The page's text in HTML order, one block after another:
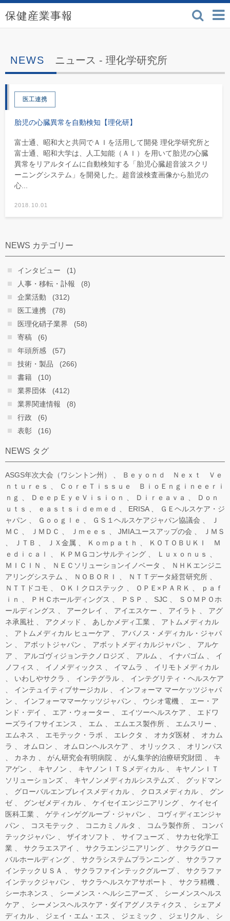
保健産業事報 - 医療機
検索
ニュース - 理化学研究所
医工連携
胎児の心臓異常を自動検知【理化研】
富士通、昭和大と共同でＡＩを活用して開発 理化学研究所と
富士通、昭和大学は、人工知能（ＡＩ）を用いて胎児の心臓
異常をリアルタイムに自動検知する「胎児心臓超音波スクリ
ーニングシステム」を開発した。超音波検査画像から胎児の
心...
2018.10.01
NEWS カテゴリー
インタビュー
(1)
人事・移転・訃報
(8)
企業活動
(312)
医工連携
(78)
医理化硝子業界
(58)
寄稿
(6)
年頭所感
(57)
技術・製品
(266)
書籍
(10)
業界団体
(412)
業界関連情報
(8)
行政
(6)
表彰
(16)
NEWS タグ
ASGS年次大会（ワシントン州）
Ｂｅｙｏｎｄ Ｎｅｘｔ Ｖｅ
ｎｔｕｒｅｓ
ＣｏｒｅＴｉｓｓｕｅ ＢｉｏＥｎｇｉｎｅｅｒｉ
ｎｇ
ＤｅｅｐＥｙｅＶｉｓｉｏｎ Ｄｉｒｅａｖａ
Ｄｏｎ
ｕｔｓ
ｅａｓｔｓｉｄｅｍｅｄ ERISA
ＧＥヘルスケア・ジ
ャパン
Ｇｏｏｇｌｅ ＧＳ１ヘルスケアジャパン協議会
Ｊ
ＭＣ
ＪＭＤＣ Ｊｍｅｅｓ JMIAユースアップの会
ＪＭＳ
ＪＴＢ
ＪＸ金属 Ｋｏｍｐａｔｈ
ＫＯＴＯＢＵＫＩ Ｍ
ｅｄｉｃａｌ
ＫＰＭＧコンサルティング
Ｌｕｘｏｎｕｓ
ＭＩＣＩＮ
ＮＥＣソリューションイノベータ
ＮＨＫエンジニ
アリングシステム
ＮＯＢＯＲＩ
ＮＴＴデータ経営研究所
ＮＴＴドコモ
ＯＫＩクロステック ＯＰＥ×ＰＡＲＫ
ｐａｆ
ｉｎ
ＰＨＣホールディングス ＰＳＰ SJC
ＳＯＭＰＯホ
ールディングス
アークレイ アイエスケー アイラト
アグ
ネ承風社
アクメッド あしかメディ工業
アトムメディカル
アトムメディカル ヒューケア
アバノス・メディカル・ジャパ
ン
アボットジャパン アボットメディカルジャパン
アルケ
ア
アルゴヴィジョンテクノロジズ アルム イナバゴム
イ
ノフィス
イノメディックス イマムラ
イリモトメディカル
いわしやサクラ
インテグラル
インテグリティ・ヘルスケア
インテュイティブサージカル
インフォーマ マーケッツジャパ
ン
インフォーママーケッツジャパン ウシオ電機
エー・ア
ンド・デイ
エア・ウォーター エイツーヘルスケア
エドワ
ーズライフサイエンス
エム エムエス製作所
エムスリー
エムネス
エモテック・ラボ エレクタ オカダ医材
オカム
ラ
オムロン オムロンヘルスケア オリックス
オリンパス
カネカ
がん研究会有明病院 がん集学的治療研究財団
キ
アゲン
キヤノン キヤノンＩＴＳメディカル
キヤノンＩＴ
ソリューションズ
キヤノンメディカルシステムズ
グッドマン
グローバルエンブレイスメディカル
クロスメディカル
グン
ゼ
グンゼメディカル ケイセイエンジニアリング
ケイセイ
医科工業
ゲティンゲグループ・ジャパン
コヴィディエンジャ
パン
コスモテック コニカミノルタ コムラ製作所
コンバ
テックジャパン
ザイオソフト サイフューズ
サカセ化学工
業
サクラエスアイ サクラエンジニアリング
サクラグロー
バルホールディング
サクラシステムプランニング
サクラファ
インテックＵＳＡ
サクラファインテックグループ
サクラファ
インテックジャパン
サクラヘルスケアサポート
サクラ精機
シーホネンス
シーメンス・ヘルシニアーズ
シーメンスヘルス
ケア
シーメンスヘルスケア・ダイアグノスティクス
シェアメ
ディカル
ジェイ・エム・エス ジェミック ジェリクル シ